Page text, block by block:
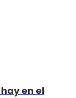
en el